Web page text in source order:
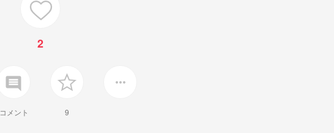
2
insert_comment
メント 9
more_horiz